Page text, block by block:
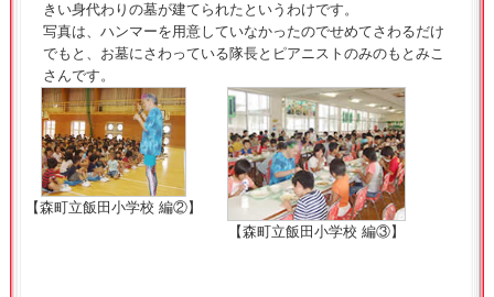
きい身代わりの墓が建てられたというわけです。
写真は、ハンマーを用意していなかったのでせめてさわるだけ
でもと、お墓にさわっている隊長とピアニストのみのもとみこ
さんです。
【森町立飯田小学校 編②】
【森町立飯田小学校 編③】